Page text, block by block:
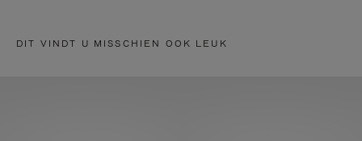
DIT VINDT U MISSCHIEN OOK LEUK